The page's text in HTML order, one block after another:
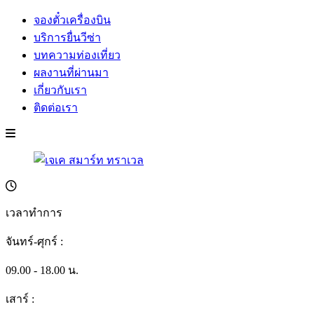
จองตั๋วเครื่องบิน
บริการยื่นวีซ่า
บทความท่องเที่ยว
ผลงานที่ผ่านมา
เกี่ยวกับเรา
ติดต่อเรา
เวลาทำการ
จันทร์-ศุกร์ :
09.00 - 18.00 น.
เสาร์ :